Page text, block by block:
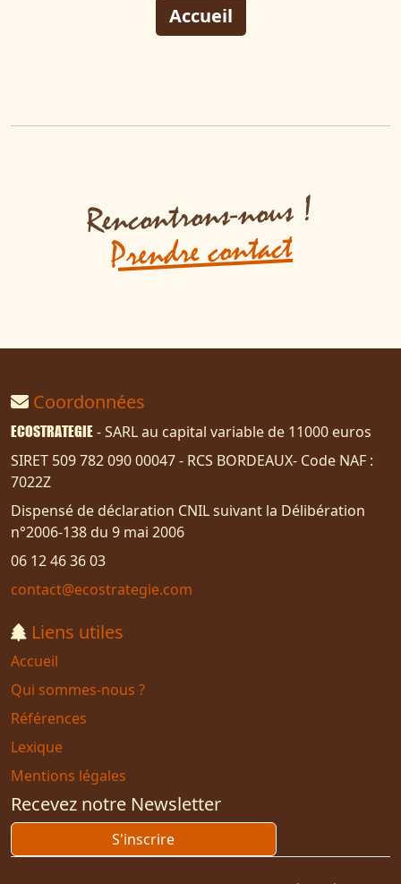
Accueil
Rencontrons-nous !
Prendre contact
Coordonnées
ECOSTRATEGIE - SARL au capital variable de 11000 euros
SIRET 509 782 090 00047 - RCS BORDEAUX- Code NAF :
7022Z
Dispensé de déclaration CNIL suivant la Délibération
n°2006-138 du 9 mai 2006
06 12 46 36 03
contact@ecostrategie.com
Liens utiles
Accueil
Qui sommes-nous ?
Références
Lexique
Mentions légales
Recevez notre Newsletter
S'inscrire